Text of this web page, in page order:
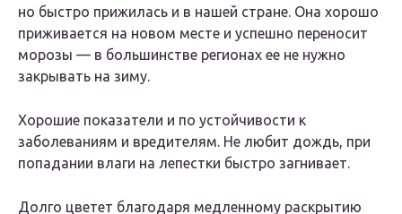
но быстро прижилась и в нашей стране. Она хорошо
приживается на новом месте и успешно переносит
морозы — в большинстве регионах ее не нужно
закрывать на зиму.
Хорошие показатели и по устойчивости к
заболеваниям и вредителям. Не любит дождь, при
попадании влаги на лепестки быстро загнивает.
Долго цветет благодаря медленному раскрытию